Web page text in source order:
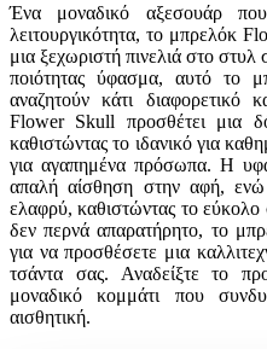
Ένα μοναδικό αξεσουάρ
λειτουργικότητα, το μπρελόκ
μια ξεχωριστή πινελιά στο
ποιότητας ύφασμα, αυτό το
αναζητούν κάτι διαφορετικό
Flower Skull προσθέτει μια
καθιστώντας το ιδανικό για
για αγαπημένα πρόσωπα. Η
απαλή αίσθηση στην αφή, ενώ
ελαφρύ, καθιστώντας το
δεν περνά απαρατήρητο, το
για να προσθέσετε μια
τσάντα σας. Αναδείξτε το
μοναδικό κομμάτι που
αισθητική.